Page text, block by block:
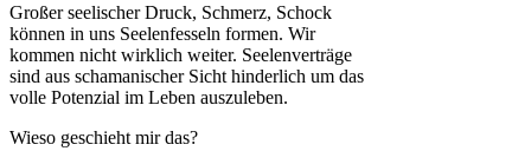
Großer seelischer Druck, Schmerz, Schock
können in uns Seelenfesseln formen. Wir
kommen nicht wirklich weiter. Seelenverträge
sind aus schamanischer Sicht hinderlich um das
volle Potenzial im Leben auszuleben.
Wieso geschieht mir das?